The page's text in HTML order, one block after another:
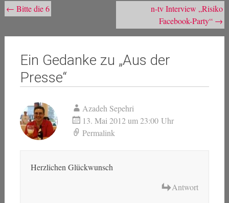
Beitragsnavigation
← Bitte die 6
n-tv Interview „Risiko
Facebook-Party“ →
Ein Gedanke zu „Aus der
Presse“
Azadeh Sepehri
13. Mai 2012 um 23:00 Uhr
Permalink
Herzlichen Glückwunsch
Antwort